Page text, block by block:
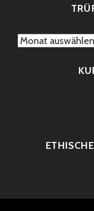
TRÜFFELSUCHE